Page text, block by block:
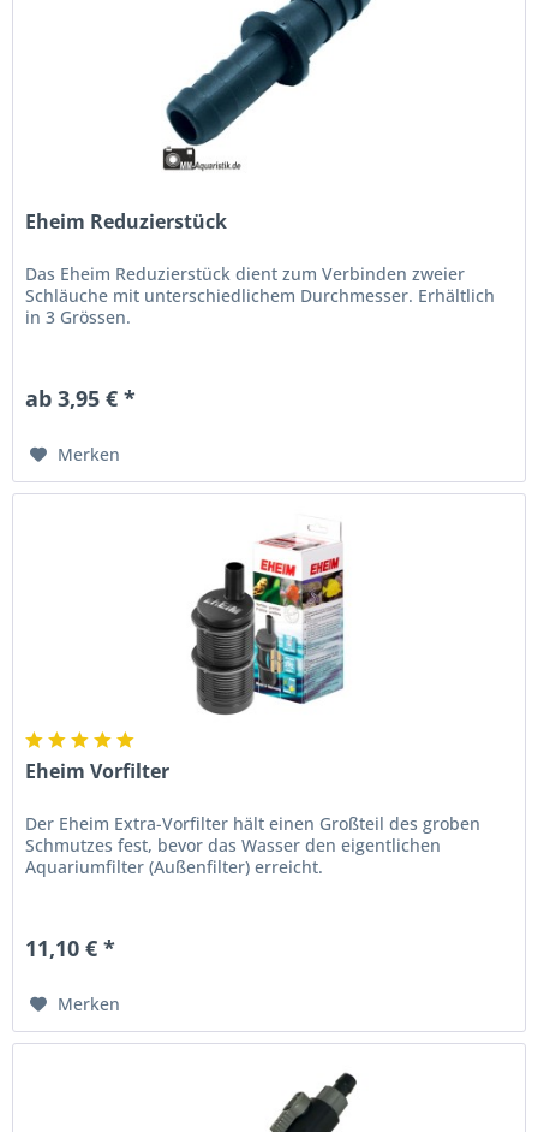
Eheim Reduzierstück
Das Eheim Reduzierstück dient zum Verbinden zweier
Schläuche mit unterschiedlichem Durchmesser. Erhältlich
in 3 Grössen.
ab 3,95 € *
Merken
Eheim Vorfilter
Der Eheim Extra-Vorfilter hält einen Großteil des groben
Schmutzes fest, bevor das Wasser den eigentlichen
Aquariumfilter (Außenfilter) erreicht.
11,10 € *
Merken